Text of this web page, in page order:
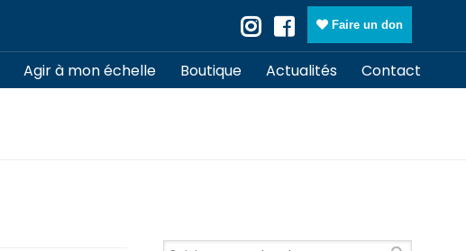
Faire un don
Agir à mon échelle Boutique Actualités Contact